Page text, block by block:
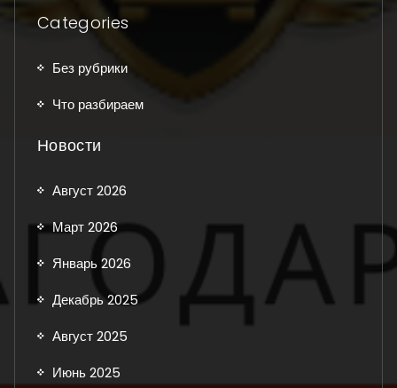
Categories
Без рубрики
Что разбираем
Новости
Август 2026
Март 2026
Январь 2026
Декабрь 2025
Август 2025
Июнь 2025